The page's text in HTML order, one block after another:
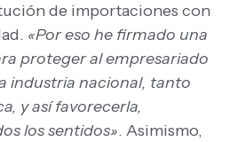
de importaciones con
«Por eso he firmado una
proteger al empresariado
industria nacional, tanto
y así favorecerla,
los sentidos». Asimismo,